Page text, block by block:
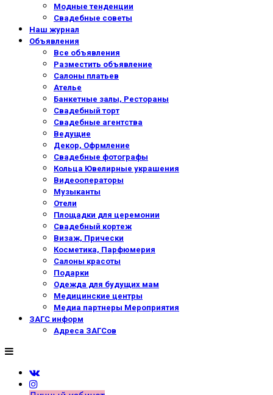
Модные тенденции
Свадебные советы
Наш журнал
Объявления
Все объявления
Разместить объявление
Салоны платьев
Ателье
Банкетные залы, Рестораны
Свадебный торт
Свадебные агентства
Ведущие
Декор, Офрмление
Свадебные фотографы
Кольца Ювелирные украшения
Видеооператоры
Музыканты
Отели
Площадки для церемонии
Свадебный кортеж
Визаж, Прически
Косметика, Парфюмерия
Салоны красоты
Подарки
Одежда для будущих мам
Медицинские центры
Медиа партнеры Мероприятия
ЗАГС информ
Адреса ЗАГСов